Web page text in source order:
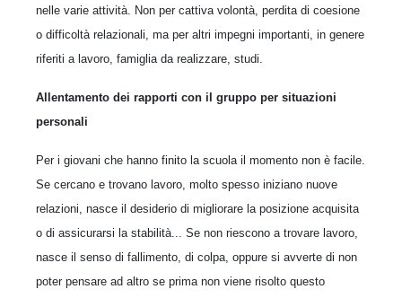
nelle varie attività. Non per cattiva volontà, perdita di coesione
o difficoltà relazionali, ma per altri impegni importanti, in genere
riferiti a lavoro, famiglia da realizzare, studi.
Allentamento dei rapporti con il gruppo per situazioni
personali
Per i giovani che hanno finito la scuola il momento non è facile.
Se cercano e trovano lavoro, molto spesso iniziano nuove
relazioni, nasce il desiderio di migliorare la posizione acquisita
o di assicurarsi la stabilità... Se non riescono a trovare lavoro,
nasce il senso di fallimento, di colpa, oppure si avverte di non
poter pensare ad altro se prima non viene risolto questo